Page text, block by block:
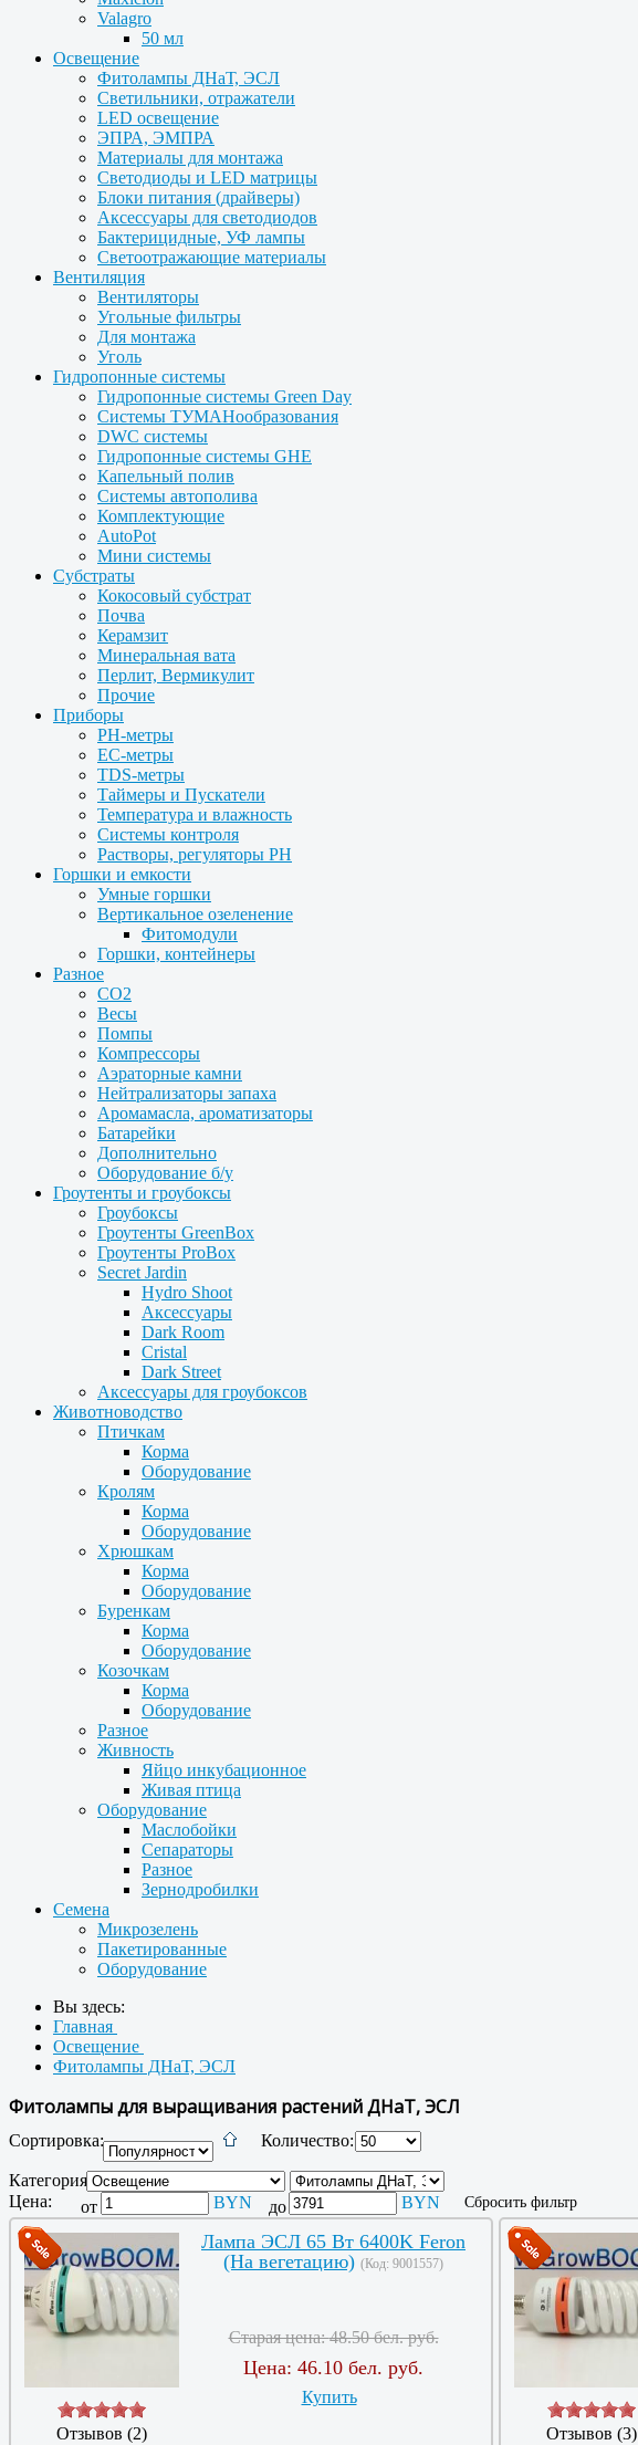
Valagro
50 мл
Освещение
Фитолампы ДНаТ, ЭСЛ
Светильники, отражатели
LED освещение
ЭПРА, ЭМПРА
Материалы для монтажа
Светодиоды и LED матрицы
Блоки питания (драйверы)
Аксессуары для светодиодов
Бактерицидные, УФ лампы
Светоотражающие материалы
Вентиляция
Вентиляторы
Угольные фильтры
Для монтажа
Уголь
Гидропонные системы
Гидропонные системы Green Day
Системы ТУМАНообразования
DWC системы
Гидропонные системы GHE
Капельный полив
Системы автополива
Комплектующие
AutoPot
Мини системы
Субстраты
Кокосовый субстрат
Почва
Керамзит
Минеральная вата
Перлит, Вермикулит
Прочие
Приборы
PH-метры
EC-метры
TDS-метры
Таймеры и Пускатели
Температура и влажность
Системы контроля
Растворы, регуляторы PH
Горшки и емкости
Умные горшки
Вертикальное озеленение
Фитомодули
Горшки, контейнеры
Разное
CO2
Весы
Помпы
Компрессоры
Аэраторные камни
Нейтрализаторы запаха
Аромамасла, ароматизаторы
Батарейки
Дополнительно
Оборудование б/у
Гроутенты и гроубоксы
Гроубоксы
Гроутенты GreenBox
Гроутенты ProBox
Secret Jardin
Hydro Shoot
Аксессуары
Dark Room
Cristal
Dark Street
Аксессуары для гроубоксов
Животноводство
Птичкам
Корма
Оборудование
Кролям
Корма
Оборудование
Хрюшкам
Корма
Оборудование
Буренкам
Корма
Оборудование
Козочкам
Корма
Оборудование
Разное
Живность
Яйцо инкубационное
Живая птица
Оборудование
Маслобойки
Сепараторы
Разное
Зернодробилки
Семена
Микрозелень
Пакетированные
Оборудование
Вы здесь:
Главная
Освещение
Фитолампы ДНаТ, ЭСЛ
Фитолампы для выращивания растений ДНаТ, ЭСЛ
Сортировка: Количество:
Категория:
Цена:
от BYN до BYN Сбросить фильтр
Отзывов (2)
Лампа ЭСЛ 65 Вт 6400K Feron
(На вегетацию) (Код: 9001557)
Старая цена:48.50 бел. руб.
Цена: 46.10 бел. руб.
Купить
Отзывов (3)